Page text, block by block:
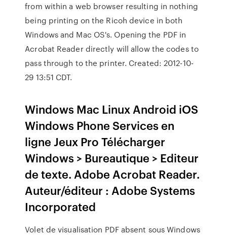
from within a web browser resulting in nothing
being printing on the Ricoh device in both
Windows and Mac OS's. Opening the PDF in
Acrobat Reader directly will allow the codes to
pass through to the printer. Created: 2012-10-
29 13:51 CDT.
Windows Mac Linux Android iOS
Windows Phone Services en
ligne Jeux Pro Télécharger
Windows > Bureautique > Editeur
de texte. Adobe Acrobat Reader.
Auteur/éditeur : Adobe Systems
Incorporated
Volet de visualisation PDF absent sous Windows